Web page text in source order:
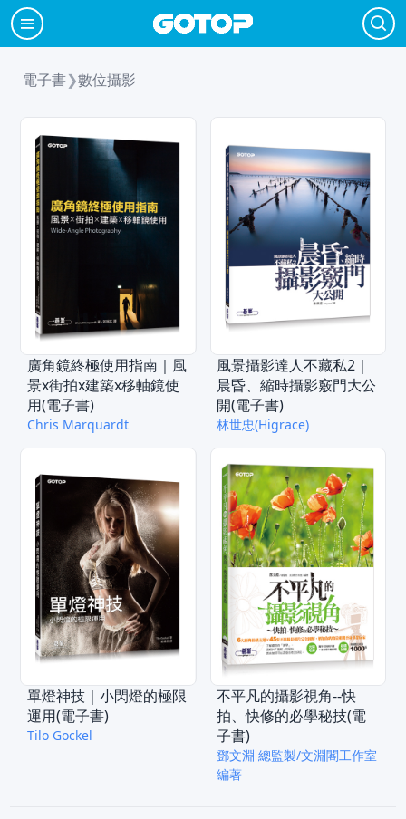
電子書❯數位攝影
廣角鏡終極使用指南｜風
景x街拍x建築x移軸鏡使
用(電子書)
Chris Marquardt
風景攝影達人不藏私2｜
晨昏、縮時攝影竅門大公
開(電子書)
林世忠(Higrace)
單燈神技｜小閃燈的極限
運用(電子書)
Tilo Gockel
不平凡的攝影視角--快
拍、快修的必學秘技(電
子書)
鄧文淵 總監製/文淵閣工作室
編著